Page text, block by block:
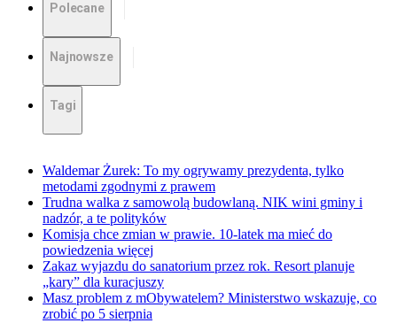
Polecane
Najnowsze
Tagi
Waldemar Żurek: To my ogrywamy prezydenta, tylko
metodami zgodnymi z prawem
Trudna walka z samowolą budowlaną. NIK wini gminy i
nadzór, a te polityków
Komisja chce zmian w prawie. 10-latek ma mieć do
powiedzenia więcej
Zakaz wyjazdu do sanatorium przez rok. Resort planuje
„kary” dla kuracjuszy
Masz problem z mObywatelem? Ministerstwo wskazuje, co
zrobić po 5 sierpnia